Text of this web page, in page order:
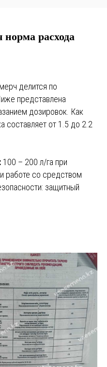
расхода
делится по
представлена
дозировок. Как
составляет от 1.5 до 2.2
100 – 200 л/га при
работе со средством
защитный